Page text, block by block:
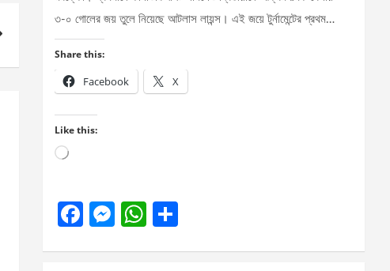
৩-০ গোলের জয় তুলে নিয়েছে আটলাস লায়ন্স। এই জয়ে টুর্নামেন্টের প্রথম…
Share this:
Facebook X
Like this:
Loading…
F
M W